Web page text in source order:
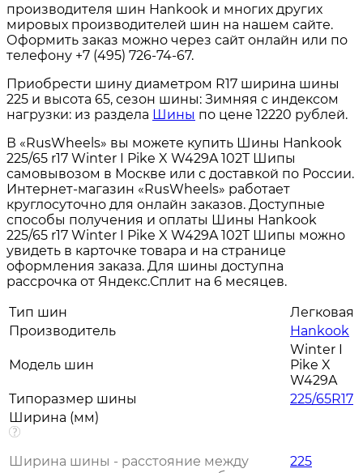
производителя шин Hankook и многих других
мировых производителей шин на нашем сайте.
Оформить заказ можно через сайт онлайн или по
телефону +7 (495) 726-74-67.
Приобрести шину диаметром R17 ширина шины
225 и высота 65, сезон шины: Зимняя с индексом
нагрузки: из раздела Шины по цене 12220 рублей.
В «RusWheels» вы можете купить Шины Hankook
225/65 r17 Winter I Pike X W429A 102T Шипы
самовывозом в Москве или с доставкой по России.
Интернет-магазин «RusWheels» работает
круглосуточно для онлайн заказов. Доступные
способы получения и оплаты Шины Hankook
225/65 r17 Winter I Pike X W429A 102T Шипы можно
увидеть в карточке товара и на странице
оформления заказа. Для шины доступна
рассрочка от Яндекс.Сплит на 6 месяцев.
Тип шин
Легковая
Производитель
Hankook
Модель шин
Winter I
Pike X
W429A
Типоразмер шины
225/65R17
Ширина (мм)
Ширина шины - расстояние между
225